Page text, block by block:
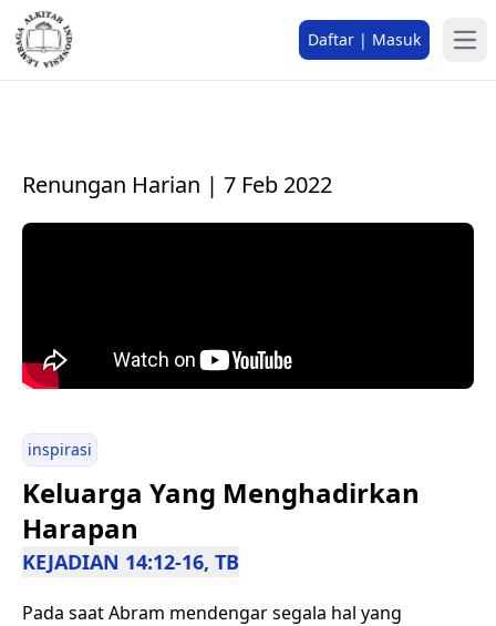
Daftar | Masuk
Renungan Harian | 7 Feb 2022
inspirasi
Keluarga Yang Menghadirkan
Harapan
KEJADIAN 14:12-16, TB
Pada saat Abram mendengar segala hal yang